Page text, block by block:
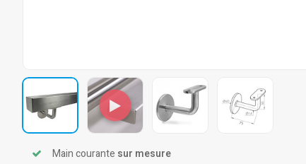
Main courante sur mesure